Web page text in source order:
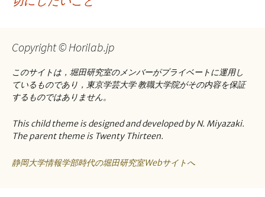
ビ
ー
シ
ョ
Copyright © Horilab.jp
このサイトは，堀田研究室のメンバーがプライベートに運用し
ているものであり，東京学芸大学 教職大学院がその内容を保証
するものではありません。
This child theme is designed and developed by N. Miyazaki.
The parent theme is Twenty Thirteen.
静岡大学情報学部時代の堀田研究室Webサイトへ